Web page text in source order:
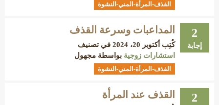
القذف-المرأة-المني-النشوة
2
إجابة
المداعبات وسرعة القذف
كُتِب أكتوبر 20، 2024
في تصنيف
استشارات زوجية بواسطة مجهول
القذف-المرأة-المني-النشوة
2 القذف عند المرأة